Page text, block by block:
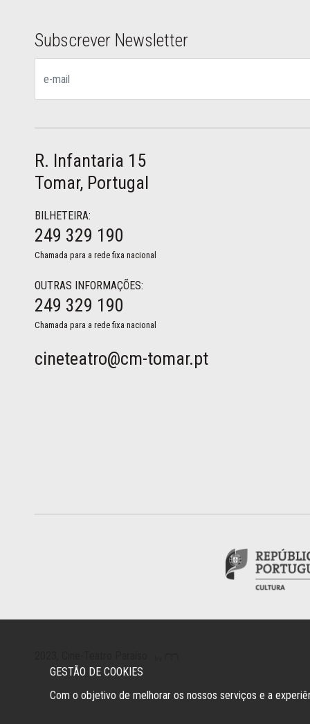
GESTÃO DE COOKIES
Com o objetivo de melhorar os nossos serviços e a
Subscrever Newsletter
R. Infantaria 15
Tomar, Portugal
BILHETEIRA:
249 329 190
Chamada para a rede fixa nacional
OUTRAS INFORMAÇÕES:
249 329 190
Chamada para a rede fixa nacional
cineteatro@cm-tomar.pt